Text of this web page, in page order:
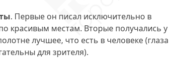
. Первые он писал исключительно в
красивым местам. Вторые получались у
лучшее, что есть в человеке (глаза
для зрителя).